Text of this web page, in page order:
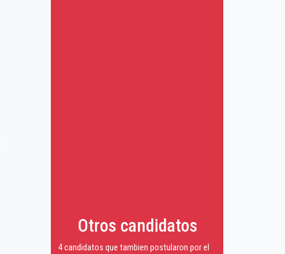
Otros candidatos
4 candidatos que tambien postularon por el